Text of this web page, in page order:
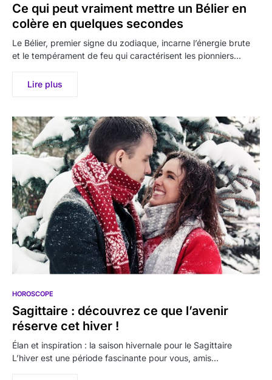
Ce qui peut vraiment mettre un Bélier en
colère en quelques secondes
Le Bélier, premier signe du zodiaque, incarne l’énergie brute
et le tempérament de feu qui caractérisent les pionniers…
Lire plus
HOROSCOPE
Sagittaire : découvrez ce que l’avenir
réserve cet hiver !
Élan et inspiration : la saison hivernale pour le Sagittaire
L’hiver est une période fascinante pour vous, amis…